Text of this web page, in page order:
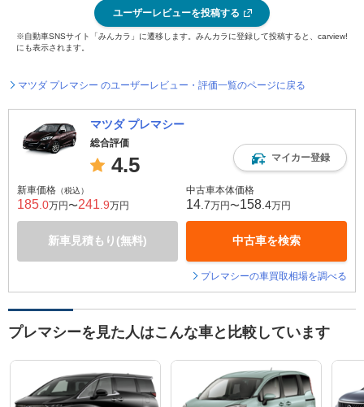
ユーザーレビューを投稿する
※自動車SNSサイト「みんカラ」に遷移します。みんカラに登録して投稿すると、carview!
にも表示されます。
マツダ プレマシー のユーザーレビュー・評価一覧のページに戻る
マツダ プレマシー
総合評価
4.5 マイカー登録
新車価格 （税込）
185 .0万円〜241 .9万円
新車見積もり(無料)
中古車本体価格
14 .7万円〜158 .4万円
中古車を検索
プレマシーの車買取相場を調べる
プレマシーを見た人はこんな車と比較しています